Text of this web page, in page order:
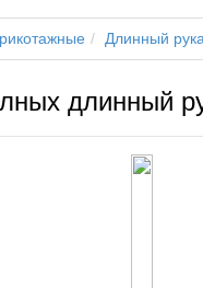
Длинный
длинный